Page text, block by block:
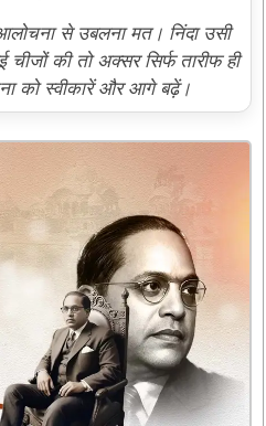
से उबलना मत। निंदा उसी
चीजों की तो अक्सर सिर्फ तारीफ ही
को स्वीकारें और आगे बढ़ें।